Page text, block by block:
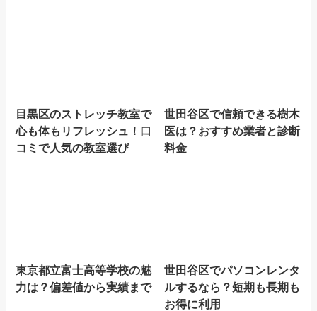
目黒区のストレッチ教室で
心も体もリフレッシュ！口
コミで人気の教室選び
世田谷区で信頼できる樹木
医は？おすすめ業者と診断
料金
東京都立富士高等学校の魅
力は？偏差値から実績まで
世田谷区でパソコンレンタ
ルするなら？短期も長期も
お得に利用